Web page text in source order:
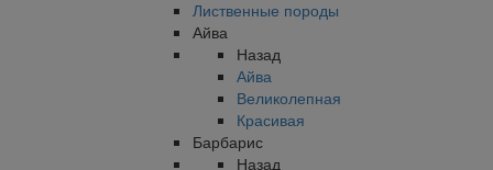
Лиственные породы
Айва
Назад
Айва
Великолепная
Красивая
Барбарис
Назад